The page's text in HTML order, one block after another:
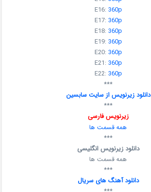
E16: 360p
E17: 360p
E18: 360p
E19: 360p
E20: 360p
E21: 360p
E22: 360p
***
دانلود زیرنویس از سایت سابسین
***
زیرنویس فارسی
همه قسمت ها
***
دانلود زیرنویس انگلیسی
همه قسمت ها
***
دانلود آهنگ های سریال